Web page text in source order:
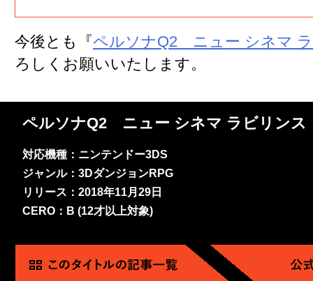
今後とも『ペルソナQ2 ニュー シネマ
ろしくお願いいたします。
ペルソナQ2 ニュー シネマ ラビリンス
対応機種：ニンテンドー3DS
ジャンル：3DダンジョンRPG
リリース：2018年11月29日
CERO：B (12才以上対象)